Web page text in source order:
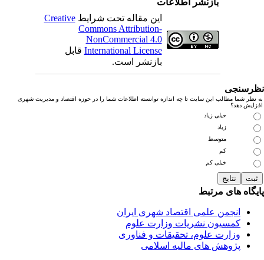
بازنشر اطلاعات
این مقاله تحت شرایطCreative
Commons Attribution-
NonCommercial 4.0
International Licenseقابل
بازنشر است.
نظر شما مطالب این سایت تا چه اندازه توانسته اطلاعات شما را در حوزه اقتصاد و مدیریت شهری
دهد؟
خیلی زیاد
زیاد
متوسط
خیلی کم
های مرتبط
انجمن علمی اقتصاد شهری ایران
کمسیون نشریات وزارت علوم
وزارت علوم، تحقیقات و فناوری
پژوهش های مالیه اسلامی